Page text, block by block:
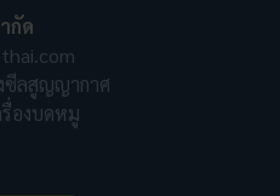
กัด
ซีลสูญญากาศ
องบดหมู